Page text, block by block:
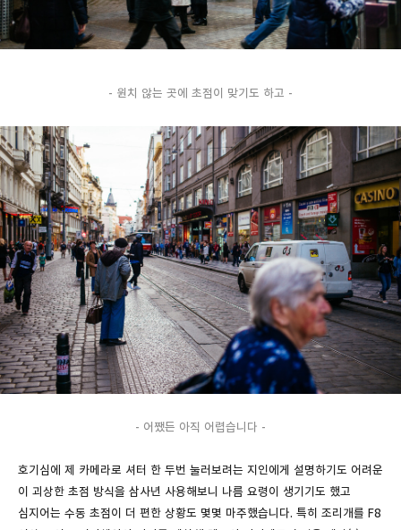
- 원치 않는 곳에 초점이 맞기도 하고 -
- 어쨌든 아직 어렵습니다 -
호기심에 제 카메라로 셔터 한 두번 눌러보려는 지인에게 설명하기도 어려운
이 괴상한 초점 방식을 삼사년 사용해보니 나름 요령이 생기기도 했고
심지어는 수동 초점이 더 편한 상황도 몇몇 마주했습니다. 특히 조리개를 F8